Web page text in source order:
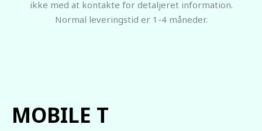
ikke med at kontakte for detaljeret information.
Normal leveringstid er 1-4 måneder.
MOBILE T